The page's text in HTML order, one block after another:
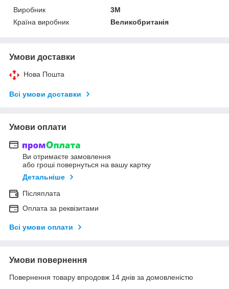
Виробник
3М
Країна виробник
Великобританія
Умови доставки
Нова Пошта
Всі умови доставки
Умови оплати
Ви отримаєте замовлення
або гроші повернуться на вашу картку
Детальніше
Післяплата
Оплата за реквізитами
Всі умови оплати
Умови повернення
Повернення товару впродовж 14 днів за домовленістю